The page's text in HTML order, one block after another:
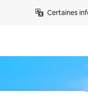
Certaines